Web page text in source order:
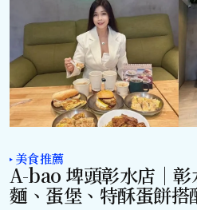
美食推薦
A-bao 埤頭彰水店｜
麵、蛋堡、特酥蛋餅搭